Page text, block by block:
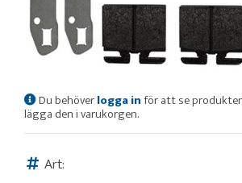
Du behöverlogga inför att se
lägga den i varukorgen.
Art: